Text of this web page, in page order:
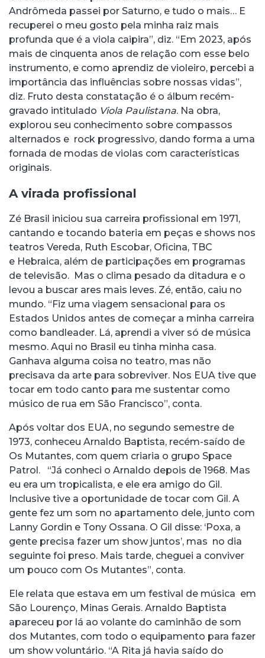
Andrômeda passei por Saturno, e tudo o mais… E
recuperei o meu gosto pela minha raiz mais
profunda que é a viola caipira”, diz. “Em 2023, após
mais de cinquenta anos de relação com esse belo
instrumento, e como aprendiz de violeiro, percebi a
importância das influências sobre nossas vidas”,
diz. Fruto desta constatação é o álbum recém-
gravado intitulado Viola Paulistana. Na obra,
explorou seu conhecimento sobre compassos
alternados e rock progressivo, dando forma a uma
fornada de modas de violas com características
originais.
A virada profissional
Zé Brasil iniciou sua carreira profissional em 1971,
cantando e tocando bateria em peças e shows nos
teatros Vereda, Ruth Escobar, Oficina, TBC
e Hebraica, além de participações em programas
de televisão. Mas o clima pesado da ditadura e o
levou a buscar ares mais leves. Zé, então, caiu no
mundo. “Fiz uma viagem sensacional para os
Estados Unidos antes de começar a minha carreira
como bandleader. Lá, aprendi a viver só de música
mesmo. Aqui no Brasil eu tinha minha casa.
Ganhava alguma coisa no teatro, mas não
precisava da arte para sobreviver. Nos EUA tive que
tocar em todo canto para me sustentar como
músico de rua em São Francisco”, conta.
Após voltar dos EUA, no segundo semestre de
1973, conheceu Arnaldo Baptista, recém-saído de
Os Mutantes, com quem criaria o grupo Space
Patrol. “Já conheci o Arnaldo depois de 1968. Mas
eu era um tropicalista, e ele era amigo do Gil.
Inclusive tive a oportunidade de tocar com Gil. A
gente fez um som no apartamento dele, junto com
Lanny Gordin e Tony Ossana. O Gil disse: ‘Poxa, a
gente precisa fazer um show juntos’, mas no dia
seguinte foi preso. Mais tarde, cheguei a conviver
um pouco com Os Mutantes”, conta.
Ele relata que estava em um festival de música em
São Lourenço, Minas Gerais. Arnaldo Baptista
apareceu por lá ao volante do caminhão de som
dos Mutantes, com todo o equipamento para fazer
um show voluntário. “A Rita já havia saído do